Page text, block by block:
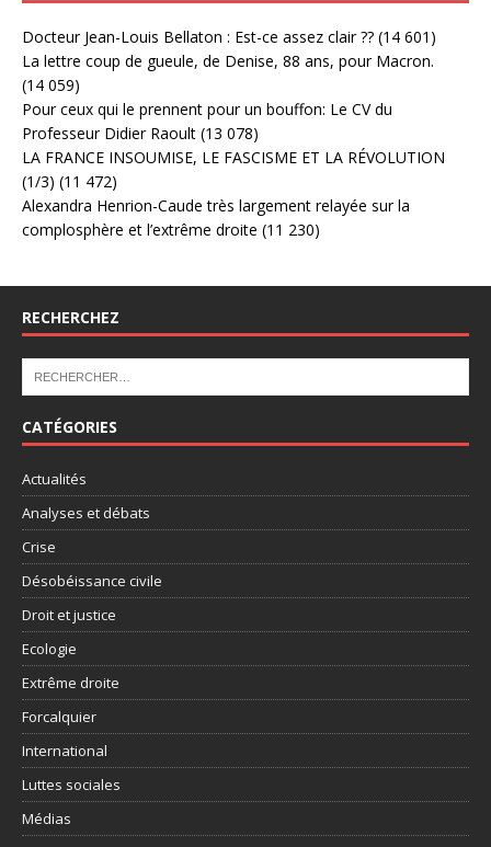
Docteur Jean-Louis Bellaton : Est-ce assez clair ?? (14 601)
La lettre coup de gueule, de Denise, 88 ans, pour Macron.
(14 059)
Pour ceux qui le prennent pour un bouffon: Le CV du
Professeur Didier Raoult (13 078)
LA FRANCE INSOUMISE, LE FASCISME ET LA RÉVOLUTION
(1/3) (11 472)
Alexandra Henrion-Caude très largement relayée sur la
complosphère et l’extrême droite (11 230)
RECHERCHEZ
CATÉGORIES
Actualités
Analyses et débats
Crise
Désobéissance civile
Droit et justice
Ecologie
Extrême droite
Forcalquier
International
Luttes sociales
Médias